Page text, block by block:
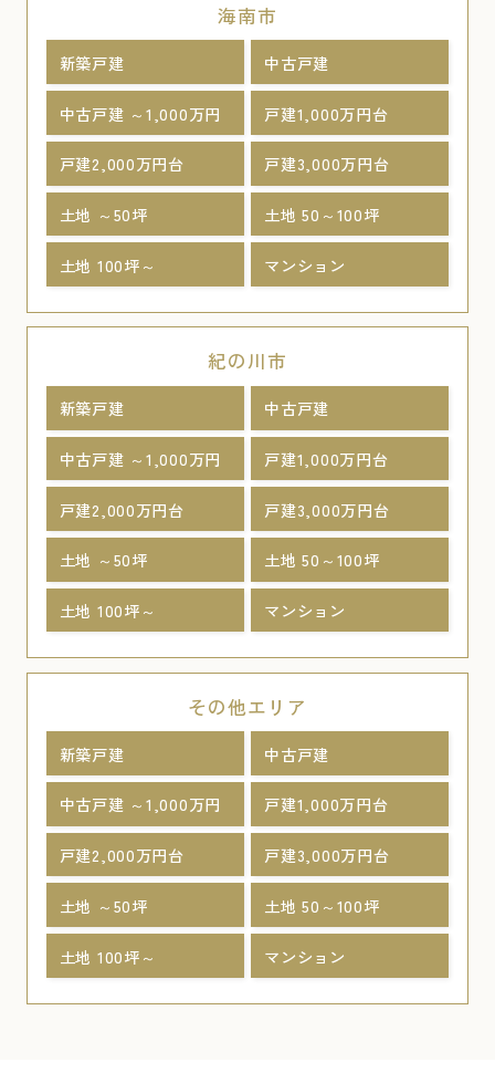
海南市
新築戸建 中古戸建
中古戸建 ～1,000万円 戸建1,000万円台
戸建2,000万円台 戸建3,000万円台
土地 ～50坪 土地 50～100坪
土地 100坪～ マンション
紀の川市
新築戸建 中古戸建
中古戸建 ～1,000万円 戸建1,000万円台
戸建2,000万円台 戸建3,000万円台
土地 ～50坪 土地 50～100坪
土地 100坪～ マンション
その他エリア
新築戸建 中古戸建
中古戸建 ～1,000万円 戸建1,000万円台
戸建2,000万円台 戸建3,000万円台
土地 ～50坪 土地 50～100坪
土地 100坪～ マンション